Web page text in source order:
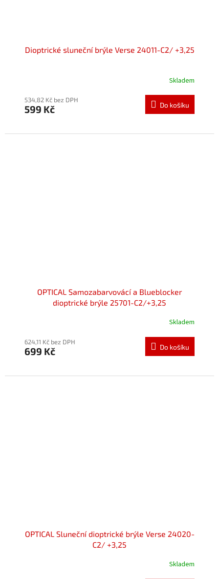
Dioptrické sluneční brýle Verse 24011-C2/ +3,25
Skladem
534,82 Kč bez DPH
599 Kč Do košíku
OPTICAL Samozabarvovácí a Blueblocker
dioptrické brýle 25701-C2/+3,25
Skladem
624,11 Kč bez DPH
699 Kč Do košíku
OPTICAL Sluneční dioptrické brýle Verse 24020-
C2/ +3,25
Skladem